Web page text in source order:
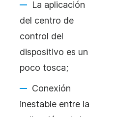
La aplicación
del centro de
control del
dispositivo es un
poco tosca;
Conexión
inestable entre la